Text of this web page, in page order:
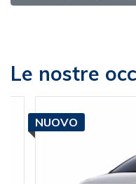
Le nostre
NUOVO